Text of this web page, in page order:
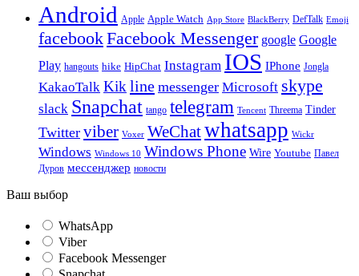
Android Apple Apple Watch App Store BlackBerry DefTalk Emoji
facebookFacebook Messenger google Google
Play hangouts hike HipChat Instagram IOS IPhone Jongla
KakaoTalk Kik line messenger Microsoft skype
slack Snapchat tango telegram Tencent Threema Tinder
Twitter viber Voxer WeChatwhatsapp Wickr
Windows Windows 10 Windows Phone Wire Youtube Павел
Дуров мессенджер новости
Ваш выбор
WhatsApp
Viber
Facebook Messenger